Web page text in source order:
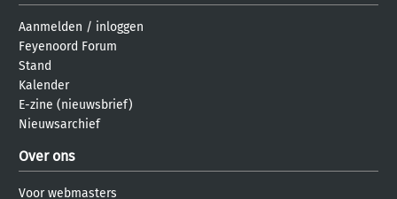
Aanmelden / inloggen
Feyenoord Forum
Stand
Kalender
E-zine (nieuwsbrief)
Nieuwsarchief
Over ons
Voor webmasters